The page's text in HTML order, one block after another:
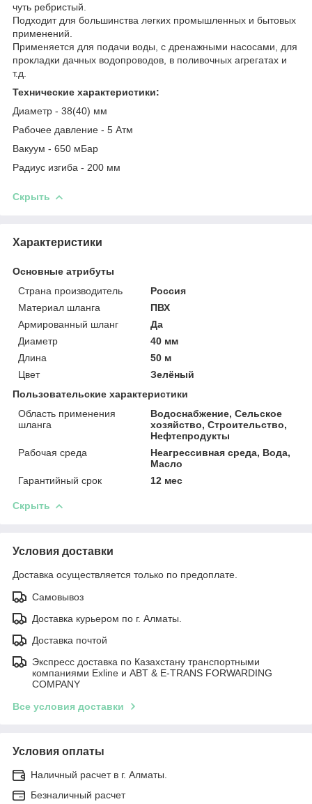
чуть ребристый.
Подходит для большинства легких промышленных и бытовых
применений.
Применяется для подачи воды, с дренажными насосами, для
прокладки дачных водопроводов, в поливочных агрегатах и
т.д.
Технические характеристики:
Диаметр - 38(40) мм
Рабочее давление - 5 Атм
Вакуум - 650 мБар
Радиус изгиба - 200 мм
Скрыть
Характеристики
Основные атрибуты
Страна производитель
Россия
Материал шланга
ПВХ
Армированный шланг
Да
Диаметр
40 мм
Длина
50 м
Цвет
Зелёный
Пользовательские характеристики
Область применения
шланга
Водоснабжение, Сельское
хозяйство, Строительство,
Нефтепродукты
Рабочая среда
Неагрессивная среда, Вода,
Масло
Гарантийный срок
12 мес
Скрыть
Условия доставки
Доставка осуществляется только по предоплате.
Самовывоз
Доставка курьером по г. Алматы.
Доставка почтой
Экспресс доставка по Казахстану транспортными
компаниями Exline и ABT & E-TRANS FORWARDING
COMPANY
Все условия доставки
Условия оплаты
Наличный расчет в г. Алматы.
Безналичный расчет